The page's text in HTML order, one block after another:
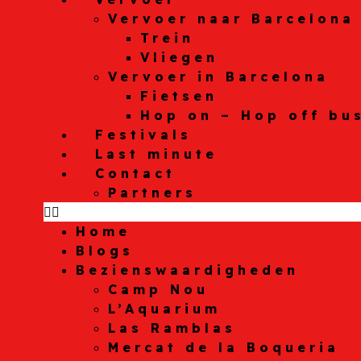
Vervoer naar Barcelona
Trein
Vliegen
Vervoer in Barcelona
Fietsen
Hop on – Hop off
Festivals
Last minute
Contact
Partners
Home
Blogs
Bezienswaardigheden
Camp Nou
L’Aquarium
Las Ramblas
Mercat de la Boqueria